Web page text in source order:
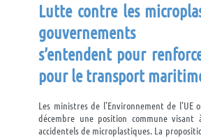
Lutte contre les
gouvernements
s’entendentpour
pour le transport
Les ministres de l’Environnement de l’UE
décembre une position commune
accidentels de microplastiques. La